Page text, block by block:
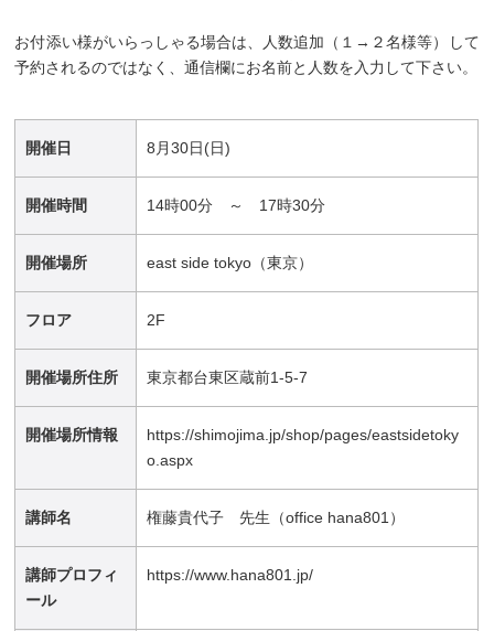
お付添い様がいらっしゃる場合は、人数追加（１→２名様等）して
予約されるのではなく、通信欄にお名前と人数を入力して下さい。
開催日 8月30日(日)
開催時間 14時00分 ～ 17時30分
開催場所 east side tokyo（東京）
フロア 2F
開催場所住所 東京都台東区蔵前1-5-7
開催場所情報
https://shimojima.jp/shop/pages/eastsidetoky
o.aspx
講師名 権藤貴代子 先生（office hana801）
講師プロフィ
ール
https://www.hana801.jp/